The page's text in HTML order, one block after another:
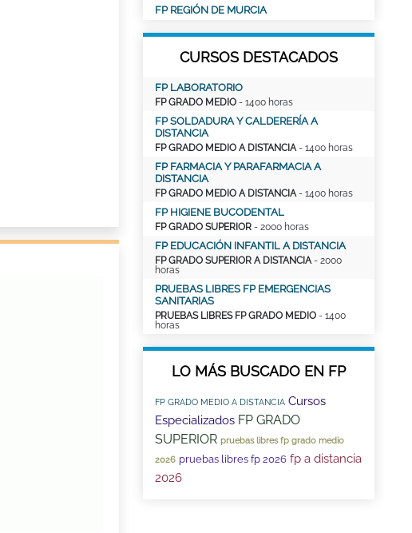
FP REGIÓN DE MURCIA
CURSOS DESTACADOS
FP LABORATORIO
FP GRADO MEDIO - 1400 horas
FP SOLDADURA Y CALDERERÍA A
DISTANCIA
FP GRADO MEDIO A DISTANCIA- 1400 horas
FP FARMACIA Y PARAFARMACIA A
DISTANCIA
FP GRADO MEDIO A DISTANCIA- 1400 horas
FP HIGIENE BUCODENTAL
FP GRADO SUPERIOR - 2000 horas
FP EDUCACIÓN INFANTIL A DISTANCIA
FP GRADO SUPERIOR A DISTANCIA- 2000
horas
PRUEBAS LIBRES FP EMERGENCIAS
SANITARIAS
PRUEBAS LIBRES FP GRADO MEDIO - 1400
horas
LO MÁS BUSCADO EN FP
FP GRADO MEDIO A DISTANCIA Cursos
Especializados FP GRADO
SUPERIOR pruebas libres fp grado medio
2026 pruebas libres fp 2026 fp a distancia
2026